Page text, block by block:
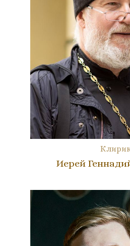
Иерей